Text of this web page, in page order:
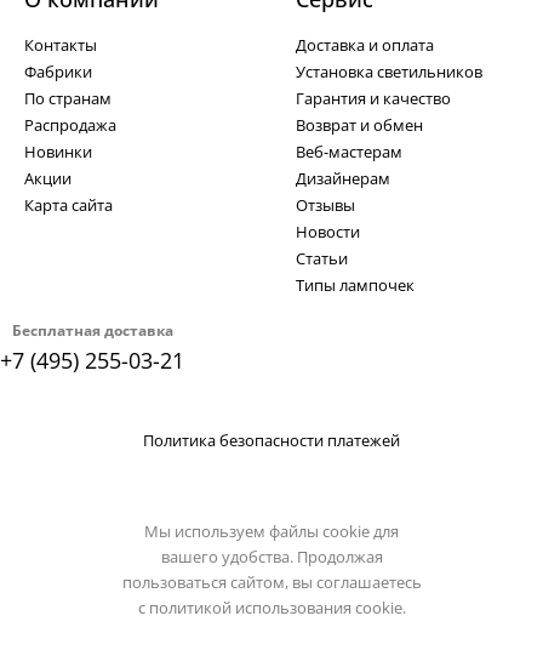
Бесплатная доставка
+7 (495) 255-03-21
Контакты
Фабрики
По странам
Распродажа
Новинки
Акции
Карта сайта
Доставка и оплата
Установка светильников
Гарантия и качество
Возврат и обмен
Веб-мастерам
Дизайнерам
Отзывы
Новости
Статьи
Типы лампочек
Политика безопасности платежей
Мы используем файлы cookie для
вашего удобства. Продолжая
пользоваться сайтом, вы соглашаетесь
с политикой использования cookie.